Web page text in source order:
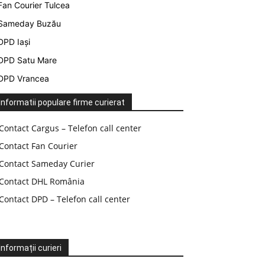
Courier Tulcea
Buzău
Iași
Satu Mare
Vrancea
populare firme curierat
Cargus – Telefon call center
Fan Courier
Sameday Curier
DHL România
DPD – Telefon call center
curieri